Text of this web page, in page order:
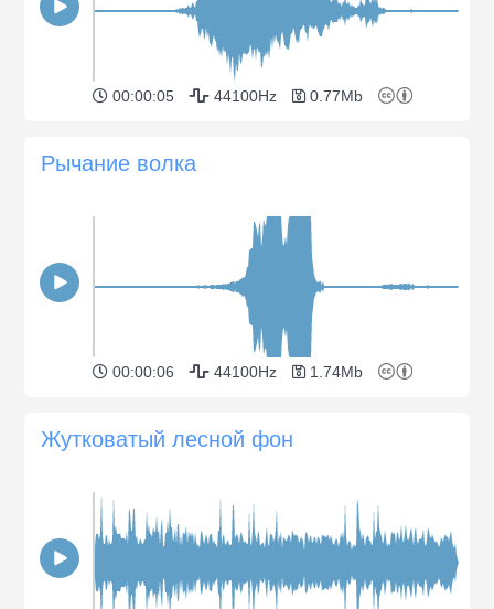
00:00:05 44100Hz 0.77Mb
Рычание волка
00:00:06 44100Hz 1.74Mb
Жутковатый лесной фон